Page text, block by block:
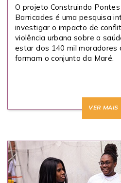
O projeto Construindo
Barricades é uma pesquisa
investigar o impacto de
violência urbana sobre a
estar dos 140 mil moradores
formam o conjunto da Maré.
VER MAIS